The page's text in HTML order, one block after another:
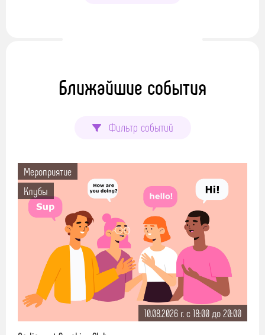
Ближайшие события
Фильтр событий
Мероприятие
Клубы
10.08.2026 г. c 18:00 до 20:00